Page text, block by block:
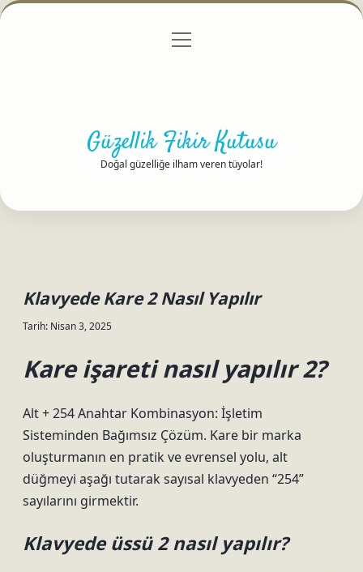
Gizlilik Politikası
menüyü
Güzellik Fikir Kutusu
Doğal güzelliğe ilham veren tüyolar!
Klavyede Kare 2 Nasıl Yapılır
Tarih: Nisan 3, 2025
Kare işareti nasıl yapılır 2?
Alt + 254 Anahtar Kombinasyon: İşletim
Sisteminden Bağımsız Çözüm. Kare bir marka
oluşturmanın en pratik ve evrensel yolu, alt
düğmeyi aşağı tutarak sayısal klavyeden “254”
sayılarını girmektir.
Klavyede üssü 2 nasıl yapılır?